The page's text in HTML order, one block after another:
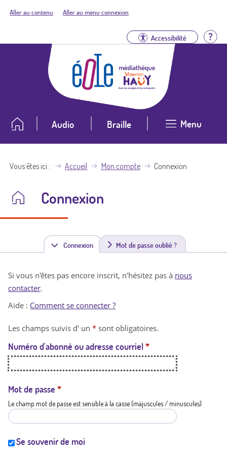
Aller au contenu Aller au menu connexion
Accessibilité
Audio Braille Menu
Vous êtes ici Accueil Mon compte Connexion
Connexion
Connexion(
n
t
a
t
i
Mot de passe oublié ?
Si vous n'êtes pas encore inscrit, n'hésitez pas à nous
contacter.
Aide : Comment se connecter ?
Les champs suivis d' un * sont obligatoires.
Numéro d'abonné ou adresse courriel *
Mot de passe *
Le champ mot de passe est sensible à la casse (majuscules / minuscules)
Se souvenir de moi